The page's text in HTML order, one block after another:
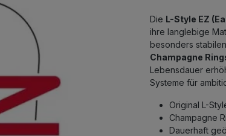
Die L-Style EZ
ihre langlebige
besonders
Champagne
Lebensdauer
Systeme für
Original L-
Champagne
Dauerhaft